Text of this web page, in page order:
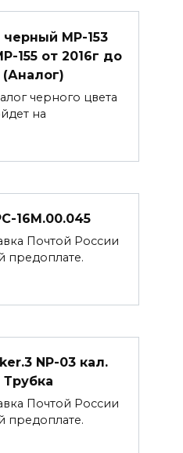
черный МР-153
155 от 2016г до
(Аналог)
черного цвета
на
16М.00.045
Почтой России
предоплате.
NP-03 кал.
Трубка
Почтой России
предоплате.